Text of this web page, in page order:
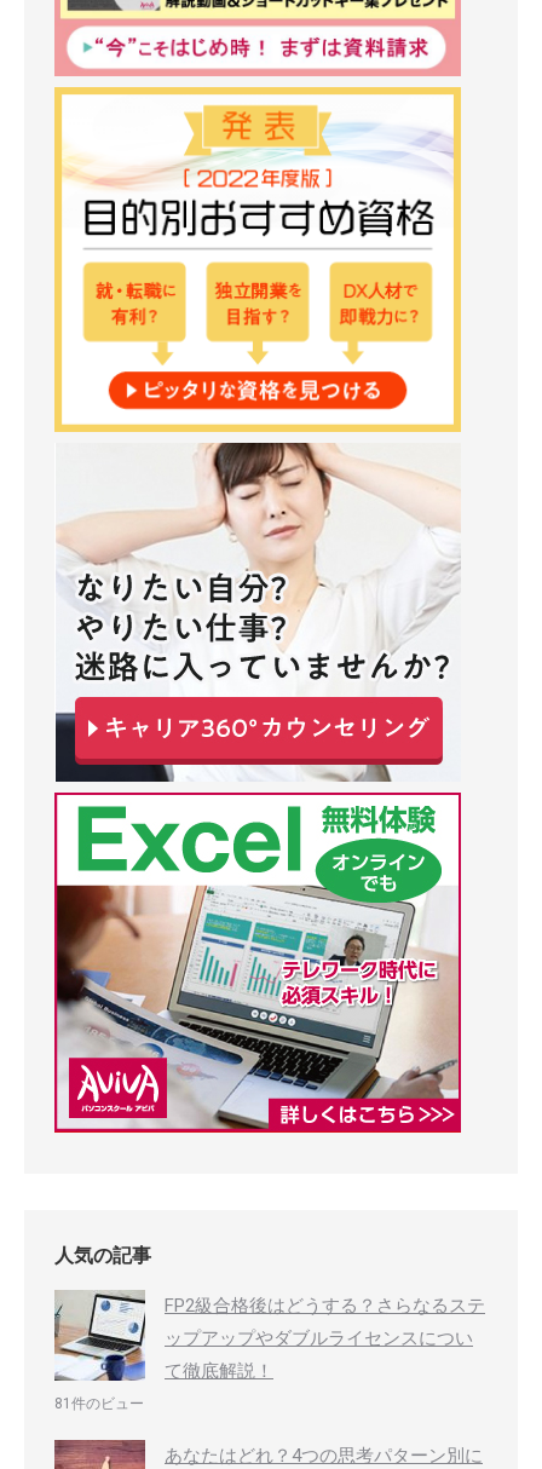
人気の記事
FP2級合格後はどうする？さらなるステ
ップアップやダブルライセンスについ
て徹底解説！
81件のビュー
あなたはどれ？4つの思考パターン別に